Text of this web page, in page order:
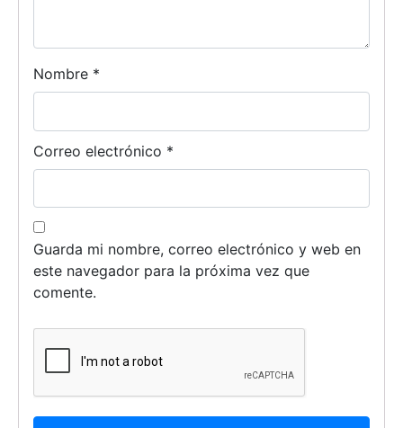
Nombre *
Correo electrónico *
Guarda mi nombre, correo electrónico y web en
este navegador para la próxima vez que
comente.